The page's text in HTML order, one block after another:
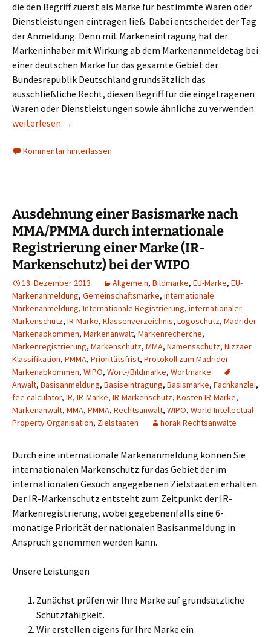
die den Begriff zuerst als Marke für bestimmte Waren oder
Dienstleistungen eintragen ließ. Dabei entscheidet der Tag
der Anmeldung. Denn mit Markeneintragung hat der
Markeninhaber mit Wirkung ab dem Markenanmeldetag bei
einer deutschen Marke für das gesamte Gebiet der
Bundesrepublik Deutschland grundsätzlich das
ausschließliche Recht, diesen Begriff für die eingetragenen
Waren oder Dienstleistungen sowie ähnliche zu verwenden.
FAQ zum Markenschutz sowie allgemein zum Markenrecht
weiterlesen →
Kommentar hinterlassen
Ausdehnung einer Basismarke nach
MMA/PMMA durch internationale
Registrierung einer Marke (IR-
Markenschutz) bei der WIPO
18. Dezember 2013 Allgemein, Bildmarke, EU-Marke, EU-
Markenanmeldung, Gemeinschaftsmarke, internationale
Markenanmeldung, Internationale Registrierung, internationaler
Markenschutz, IR-Marke, Klassenverzeichnis, Logoschutz, Madrider
Markenabkommen, Markenanwalt, Markenrecherche,
Markenregistrierung, Markenschutz, MMA, Namensschutz, Nizzaer
Klassifikation, PMMA, Prioritätsfrist, Protokoll zum Madrider
Markenabkommen, WIPO, Wort-/Bildmarke, Wortmarke
Anwalt, Basisanmeldung, Basiseintragung, Basismarke, Fachkanzlei,
fee calculator, IR, IR-Marke, IR-Markenschutz, Kosten IR-Marke,
Markenanwalt, MMA, PMMA, Rechtsanwalt, WIPO, World Intellectual
Property Organisation, Zielstaaten horak Rechtsanwälte
Durch eine internationale Markenanmeldung können Sie
internationalen Markenschutz für das Gebiet der im
internationalen Gesuch angegebenen Zielstaaten erhalten.
Der IR-Markenschutz entsteht zum Zeitpunkt der IR-
Markenregistrierung, wobei gegebenenfalls eine 6-
monatige Priorität der nationalen Basisanmeldung in
Anspruch genommen werden kann.
Unsere Leistungen
Zunächst prüfen wir Ihre Marke auf grundsätzliche
Schutzfähigkeit.
Wir erstellen eigens für Ihre Marke ein